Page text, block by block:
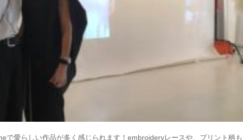
で愛らしい作品が多く感じられます！embroideryレースや、プリント柄も